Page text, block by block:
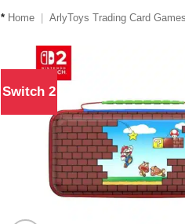
* Home ArlyToys Trading Card Games
Switch 2